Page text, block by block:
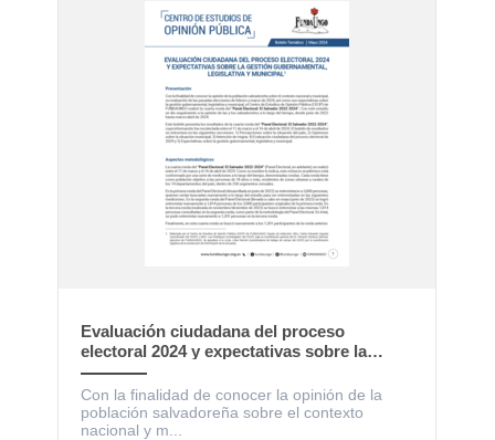
Evaluación ciudadana del proceso
electoral 2024 y expectativas sobre la
gestión gubernamental, legislativa y
municipal
Con la finalidad de conocer la opinión de la
población salvadoreña sobre el contexto
nacional y m...